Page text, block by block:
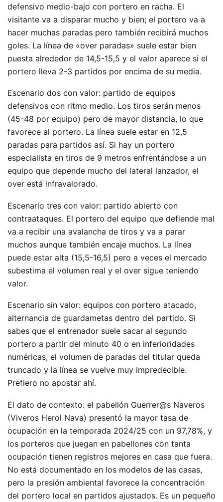
defensivo medio-bajo con portero en racha. El
visitante va a disparar mucho y bien; el portero va a
hacer muchas paradas pero también recibirá muchos
goles. La línea de «over paradas» suele estar bien
puesta alrededor de 14,5-15,5 y el valor aparece si el
portero lleva 2-3 partidos por encima de su media.
Escenario dos con valor: partido de equipos
defensivos con ritmo medio. Los tiros serán menos
(45-48 por equipo) pero de mayor distancia, lo que
favorece al portero. La línea suele estar en 12,5
paradas para partidos así. Si hay un portero
especialista en tiros de 9 metros enfrentándose a un
equipo que depende mucho del lateral lanzador, el
over está infravalorado.
Escenario tres con valor: partido abierto con
contraataques. El portero del equipo que defiende mal
va a recibir una avalancha de tiros y va a parar
muchos aunque también encaje muchos. La línea
puede estar alta (15,5-16,5) pero a veces el mercado
subestima el volumen real y el over sigue teniendo
valor.
Escenario sin valor: equipos con portero atacado,
alternancia de guardametas dentro del partido. Si
sabes que el entrenador suele sacar al segundo
portero a partir del minuto 40 o en inferioridades
numéricas, el volumen de paradas del titular queda
truncado y la línea se vuelve muy impredecible.
Prefiero no apostar ahí.
El dato de contexto: el pabellón Guerrer@s Naveros
(Viveros Herol Nava) presentó la mayor tasa de
ocupación en la temporada 2024/25 con un 97,78%, y
los porteros que juegan en pabellones con tanta
ocupación tienen registros mejores en casa que fuera.
No está documentado en los modelos de las casas,
pero la presión ambiental favorece la concentración
del portero local en partidos ajustados. Es un pequeño